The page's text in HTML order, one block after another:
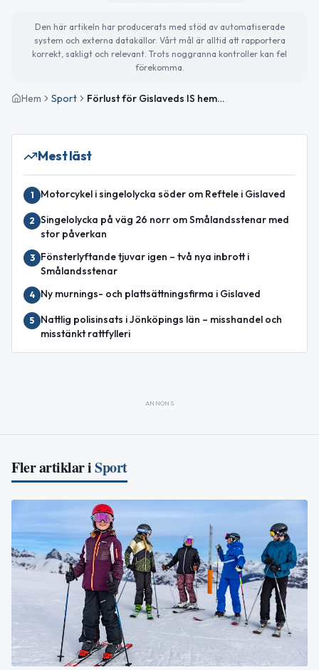
Den här artikeln har producerats med stöd av automatiserade
system och externa datakällor. Vårt mål är alltid att rapportera
korrekt, sakligt och relevant. Trots noggranna kontroller kan fel
förekomma.
Hem Sport Förlust för Gislaveds IS hemma mot Vejby IF (0–3)
Mest läst
1 Motorcykel i singelolycka söder om Reftele i Gislaved
2 Singelolycka på väg 26 norr om Smålandsstenar med
stor påverkan
3
Fönsterlyftande tjuvar igen – två nya inbrott i
Smålandsstenar
4 Ny murnings- och plattsättningsfirma i Gislaved
5
Nattlig polisinsats i Jönköpings län – misshandel och
misstänkt rattfylleri
ANNONS
Fler artiklar iSport